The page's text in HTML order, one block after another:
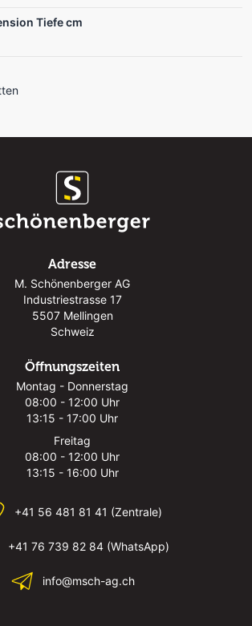
Tiefe cm
Adresse
M. Schönenberger AG
Industriestrasse 17
5507 Mellingen
Schweiz
Öffnungszeiten
Montag - Donnerstag
08:00 - 12:00 Uhr
13:15 - 17:00 Uhr
Freitag
08:00 - 12:00 Uhr
13:15 - 16:00 Uhr
+41 56 481 81 41 (Zentrale)
+41 76 739 82 84 (WhatsApp)
info@msch-ag.ch